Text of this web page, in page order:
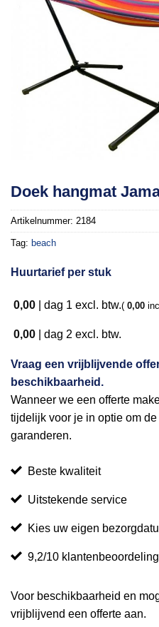
Doek hangmat
Artikelnummer: 2184
Tag: beach
Huurtarief per stuk
0,00 dag 1 excl. btw.( 0,00
0,00 dag 2 excl. btw.
Vraag een vrijblijvende
beschikbaarheid.
Wanneer we een offerte
tijdelijk voor je in optie om
garanderen.
Beste kwaliteit
Uitstekende service
Kies uw eigen
9,2/10 klantenbeoordeling
Voor beschikbaarheid en
vrijblijvend een offerte aan.